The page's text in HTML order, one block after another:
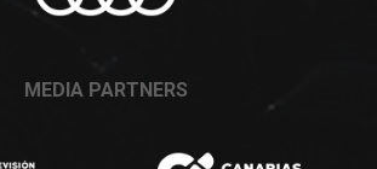
MEDIA PARTNERS